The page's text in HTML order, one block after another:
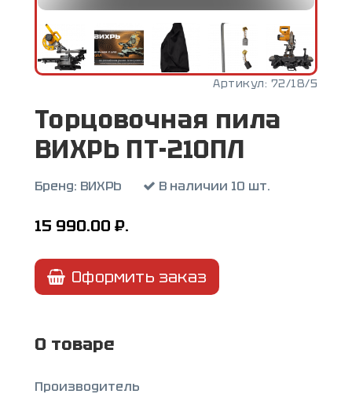
Артикул: 72/18/5
Торцовочная пила
ВИХРЬ ПТ-210ПЛ
Бренд: ВИХРЬ В наличии 10 шт.
15 990.00 ₽.
Оформить заказ
О товаре
Производитель